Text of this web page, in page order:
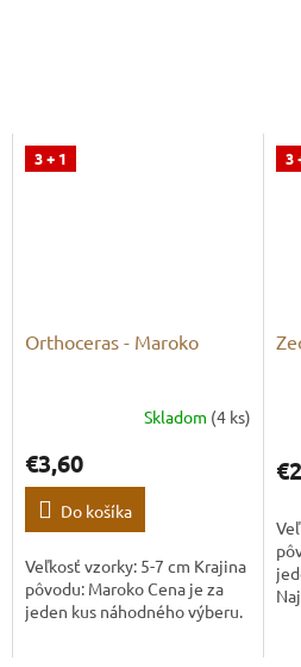
3 + 1
Orthoceras - Maroko
Skladom (4 ks)
€3,60
Do košíka
Veľkosť vzorky: 5-7 cm Krajina
pôvodu: Maroko Cena je za
jeden kus náhodného výberu.
3